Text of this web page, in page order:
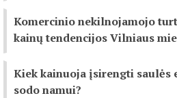
Komercinio nekilnojamojo
kainų tendencijos Vilniaus
Kiek kainuoja įsirengti saulės
sodo namui?